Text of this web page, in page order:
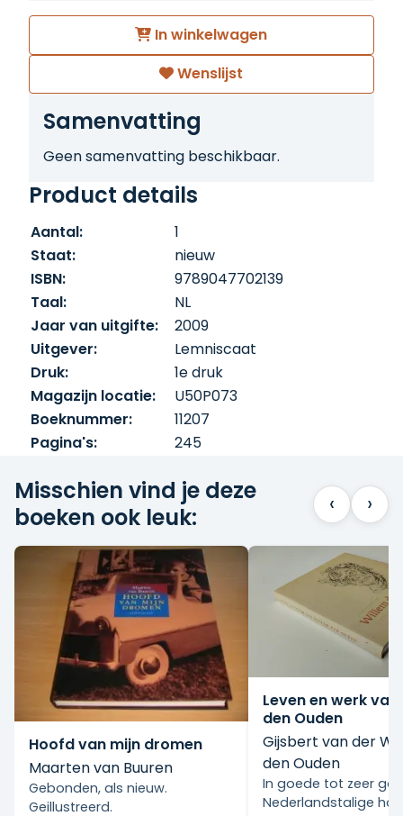
In winkelwagen
Wenslijst
Samenvatting
Geen samenvatting beschikbaar.
Product details
Aantal:
1
Staat:
nieuw
ISBN:
9789047702139
Taal:
NL
Jaar van uitgifte:
2009
Uitgever:
Lemniscaat
Druk:
1e druk
Magazijn locatie:
U50P073
Boeknummer:
11207
Pagina's:
245
Misschien vind je deze
boeken ook leuk:
‹ ›
Hoofd van mijn dromen
Maarten van Buuren
Gebonden, als nieuw.
Geillustreerd.
Leven en werk van
den Ouden
Gijsbert van der
den Ouden
In goede tot zeer
Nederlandstalige